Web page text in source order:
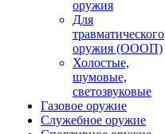
оружия
Для
травматического
оружия (ОООП)
Холостые,
шумовые,
светозвуковые
Газовое оружие
Служебное оружие